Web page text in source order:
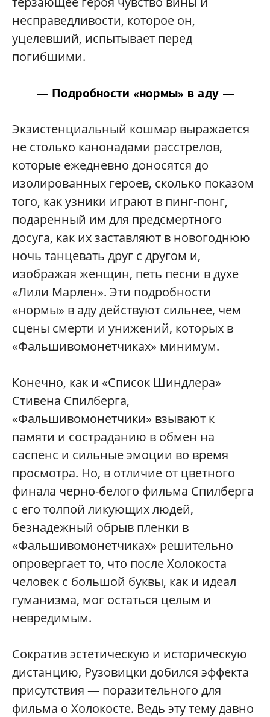
несправедливости, которое он,
уцелевший, испытывает перед
погибшими.
— Подробности «нормы» в аду —
Экзистенциальный кошмар выражается
не столько канонадами расстрелов,
которые ежедневно доносятся до
изолированных героев, сколько показом
того, как узники играют в пинг-понг,
подаренный им для предсмертного
досуга, как их заставляют в новогоднюю
ночь танцевать друг с другом и,
изображая женщин, петь песни в духе
«Лили Марлен». Эти подробности
«нормы» в аду действуют сильнее, чем
сцены смерти и унижений, которых в
«Фальшивомонетчиках» минимум.
Конечно, как и «Список Шиндлера»
Стивена Спилберга,
«Фальшивомонетчики» взывают к
памяти и состраданию в обмен на
саспенс и сильные эмоции во время
просмотра. Но, в отличие от цветного
финала черно-белого фильма Спилберга
с его толпой ликующих людей,
безнадежный обрыв пленки в
«Фальшивомонетчиках» решительно
опровергает то, что после Холокоста
человек с большой буквы, как и идеал
гуманизма, мог остаться целым и
невредимым.
Сократив эстетическую и историческую
дистанцию, Рузовицки добился эффекта
присутствия — поразительного для
фильма о Холокосте. Ведь эту тему давно